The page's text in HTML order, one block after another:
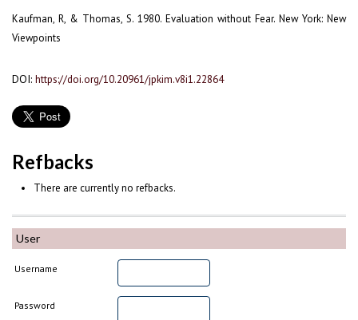
User
Username
Password
Kaufman, R, & Thomas, S. 1980. Evaluation without Fear. New York: New
Viewpoints
DOI: https://doi.org/10.20961/jpkim.v8i1.22864
Refbacks
There are currently no refbacks.